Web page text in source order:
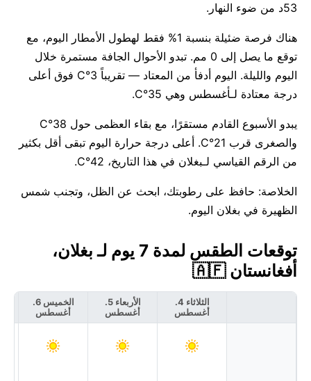
53د من ضوء النهار.
هناك فرصة ضئيلة بنسبة 1% فقط لهطول الأمطار اليوم، مع
توقع ما يصل إلى 0 مم. تبدو الأحوال الجافة مستمرة خلال
اليوم والليلة. اليوم أدفأ من المعتاد — تقريباً 3°C فوق أعلى
درجة معتادة لـأغسطس وهي 35°C.
يبدو الأسبوع القادم مستقرًا، مع بقاء العظمى حول 38°C
والصغرى قرب 21°C. أعلى درجة حرارة اليوم تبقى أقل بكثير
من الرقم القياسي لـبغلان في هذا التاريخ، 42°C.
الخلاصة: حافظ على رطوبتك، ابحث عن الظل، وتجنب شمس
الظهيرة في بغلان اليوم.
توقعات الطقس لمدة 7 يوم لـ بغلان،
أفغانستان 🇦🇫
الثلاثاء 4.
أغسطس
الأربعاء 5.
أغسطس
الخميس 6.
أغسطس